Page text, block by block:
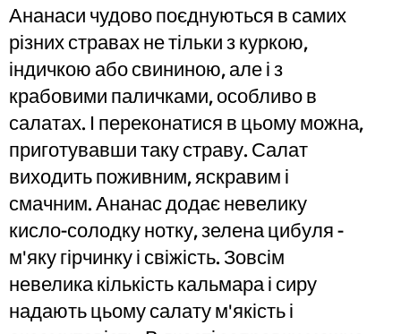
Ананаси чудово поєднуються в самих
різних стравах не тільки з куркою,
індичкою або свининою, але і з
крабовими паличками, особливо в
салатах. І переконатися в цьому можна,
приготувавши таку страву. Салат
виходить поживним, яскравим і
смачним. Ананас додає невелику
кисло-солодку нотку, зелена цибуля -
м'яку гірчинку і свіжість. Зовсім
невелика кількість кальмара і сиру
надають цьому салату м'якість і